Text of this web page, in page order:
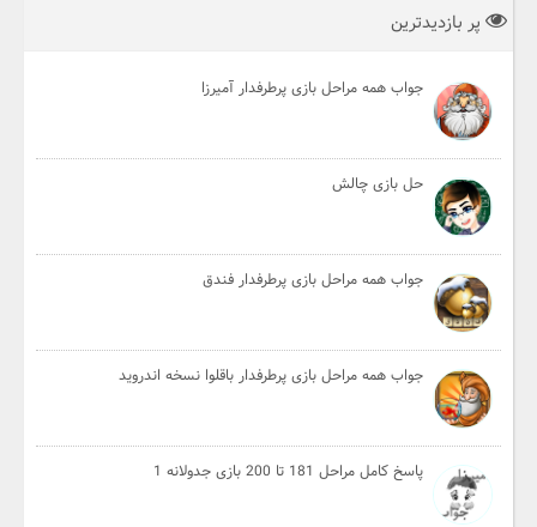
پر بازدیدترین
جواب همه مراحل بازی پرطرفدار آمیرزا
حل بازی چالش
جواب همه مراحل بازی پرطرفدار فندق
جواب همه مراحل بازی پرطرفدار باقلوا نسخه اندروید
پاسخ کامل مراحل 181 تا 200 بازی جدولانه 1